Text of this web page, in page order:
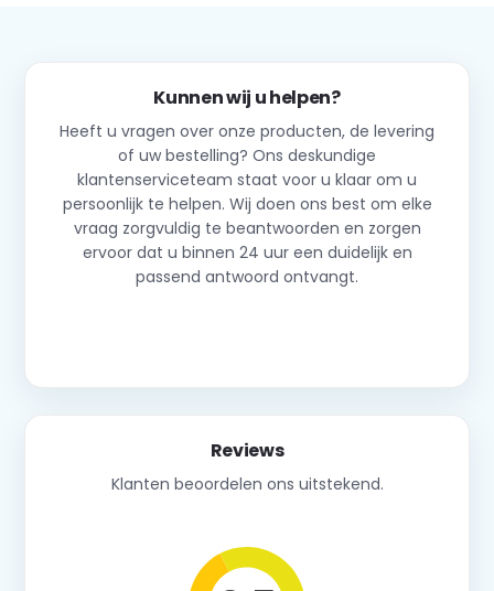
Kunnen wij u helpen?
Heeft u vragen over onze producten, de levering
of uw bestelling? Ons deskundige
klantenserviceteam staat voor u klaar om u
persoonlijk te helpen. Wij doen ons best om elke
vraag zorgvuldig te beantwoorden en zorgen
ervoor dat u binnen 24 uur een duidelijk en
passend antwoord ontvangt.
Reviews
Klanten beoordelen ons uitstekend.